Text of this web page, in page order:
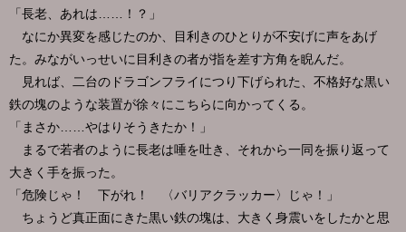
「長老、あれは……！？」
なにか異変を感じたのか、目利きのひとりが不安げに声をあげ
た。みながいっせいに目利きの者が指を差す方角を睨んだ。
見れば、二台のドラゴンフライにつり下げられた、不格好な黒い
鉄の塊のような装置が徐々にこちらに向かってくる。
「まさか……やはりそうきたか！」
まるで若者のように長老は唾を吐き、それから一同を振り返って
大きく手を振った。
「危険じゃ！ 下がれ！ 〈バリアクラッカー〉じゃ！」
ちょうど真正面にきた黒い鉄の塊は、大きく身震いをしたかと思